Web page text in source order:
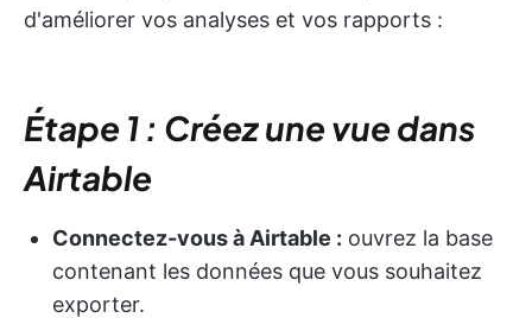
d'améliorer vos analyses et vos rapports :
Étape 1 : Créez une vue dans
Airtable
Connectez-vous à Airtable : ouvrez la base
contenant les données que vous souhaitez
exporter.